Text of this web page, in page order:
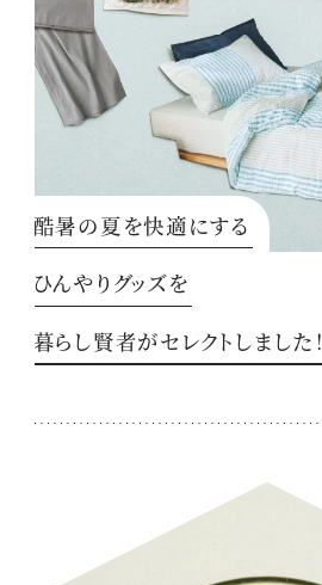
酷暑の夏を快適にする
ひんやりグッズを
暮らし賢者がセレクトしました！